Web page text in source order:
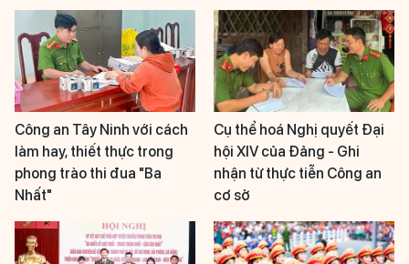
Công an Tây Ninh với cách
làm hay, thiết thực trong
phong trào thi đua "Ba
Nhất"
Cụ thể hoá Nghị quyết Đại
hội XIV của Đảng - Ghi
nhận từ thực tiễn Công an
cơ sở